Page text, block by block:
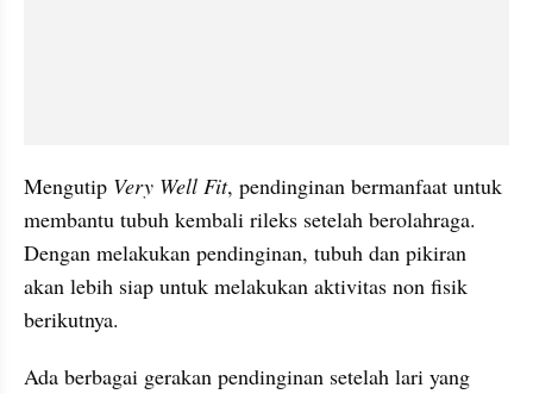
Mengutip Very Well Fit, pendinginan bermanfaat untuk
membantu tubuh kembali rileks setelah berolahraga.
Dengan melakukan pendinginan, tubuh dan pikiran
akan lebih siap untuk melakukan aktivitas non fisik
berikutnya.
Ada berbagai gerakan pendinginan setelah lari yang